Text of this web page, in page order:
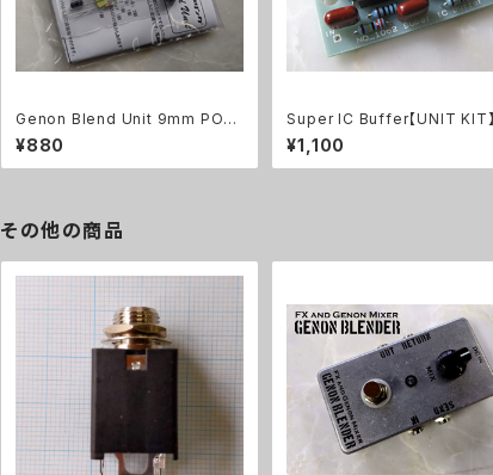
Genon Blend Unit 9mm POT
【UNIT KIT】
¥880
Super IC Buffer【UNIT KIT】
¥1,100
その他の商品